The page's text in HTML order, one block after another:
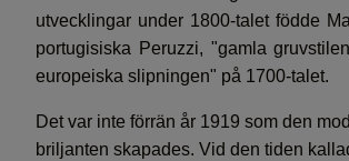
utvecklingar under 1800-talet födde
portugisiska Peruzzi, "gamla
europeiska slipningen" på 1700-talet.
Det var inte förrän år 1919 som den
briljanten skapades. Vid den tiden